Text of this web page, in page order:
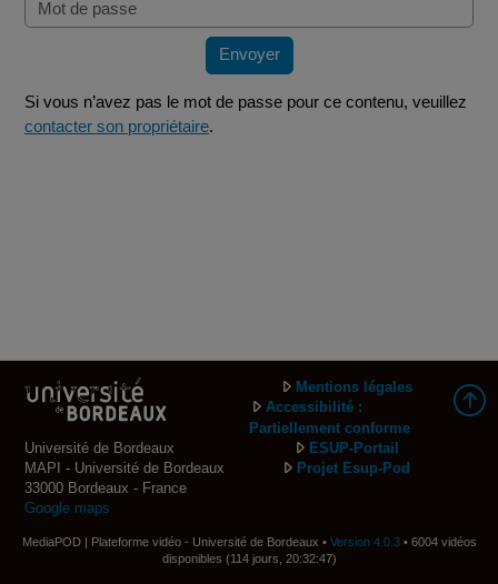
Envoyer
Si vous n’avez pas le mot de passe pour ce contenu, veuillez
contacter son propriétaire.
Université de Bordeaux
MAPI - Université de Bordeaux
33000 Bordeaux - France
Google maps
Mentions légales
Accessibilité :
Partiellement conforme
ESUP-Portail
Projet Esup-Pod
MediaPOD | Plateforme vidéo - Université de Bordeaux • Version 4.0.3• 6004 vidéos
disponibles (114 jours, 20:32:47)